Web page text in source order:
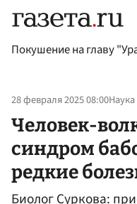
Покушение на главу
28 февраля 2025 08:00Наука
Человек-
синдром
редкие
Биолог Суркова: